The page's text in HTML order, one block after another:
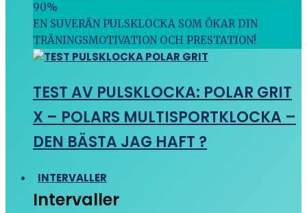
90%
EN SUVERÄN PULSKLOCKA SOM ÖKAR DIN
TRÄNINGSMOTIVATION OCH PRESTATION!
TEST AV PULSKLOCKA: POLAR GRIT
X – POLARS MULTISPORTKLOCKA –
DEN BÄSTA JAG HAFT ?
INTERVALLER
Intervaller